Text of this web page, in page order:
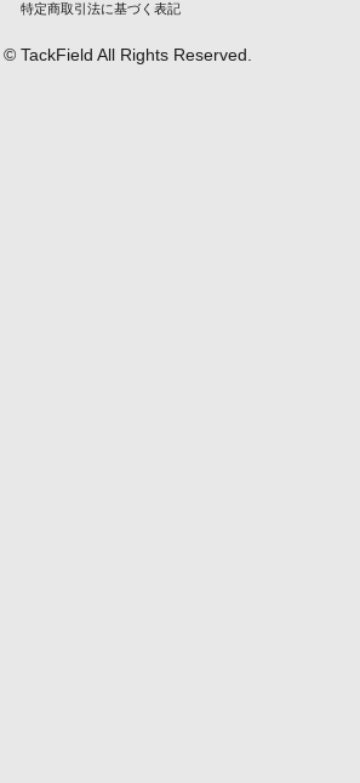
特定商取引法に基づく表記
TackField All Rights Reserved.